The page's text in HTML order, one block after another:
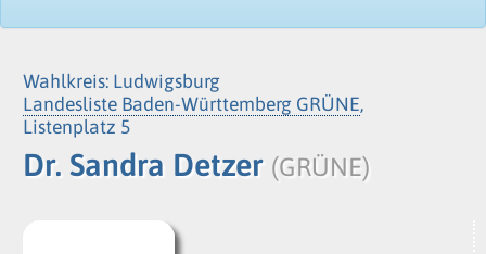
Wahlkreis: Ludwigsburg
Landesliste Baden-Württemberg GRÜNE,
Listenplatz 5
Dr. Sandra Detzer (GRÜNE)